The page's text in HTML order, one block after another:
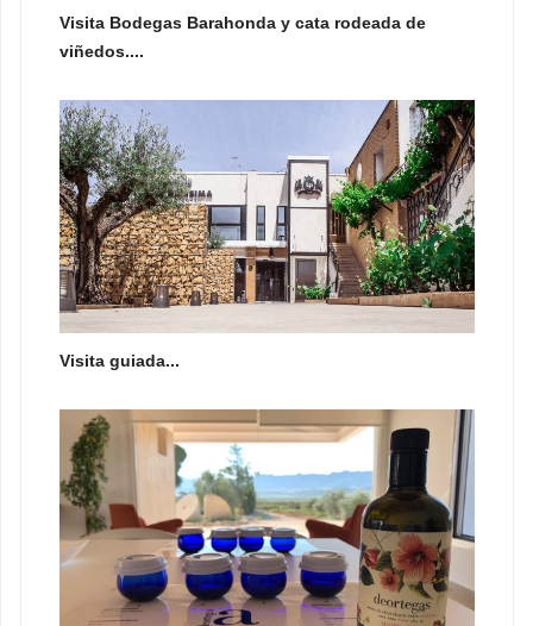
Visita Bodegas Barahonda y cata rodeada de
viñedos....
Visita guiada...